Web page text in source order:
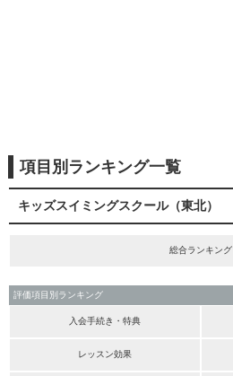
項目別ランキング一覧
キッズスイミングスクール（東北）
総合ランキング
評価項目別ランキング
入会手続き・特典
レッスン効果